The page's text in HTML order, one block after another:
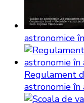
astronomice
Regulament
astronomie în